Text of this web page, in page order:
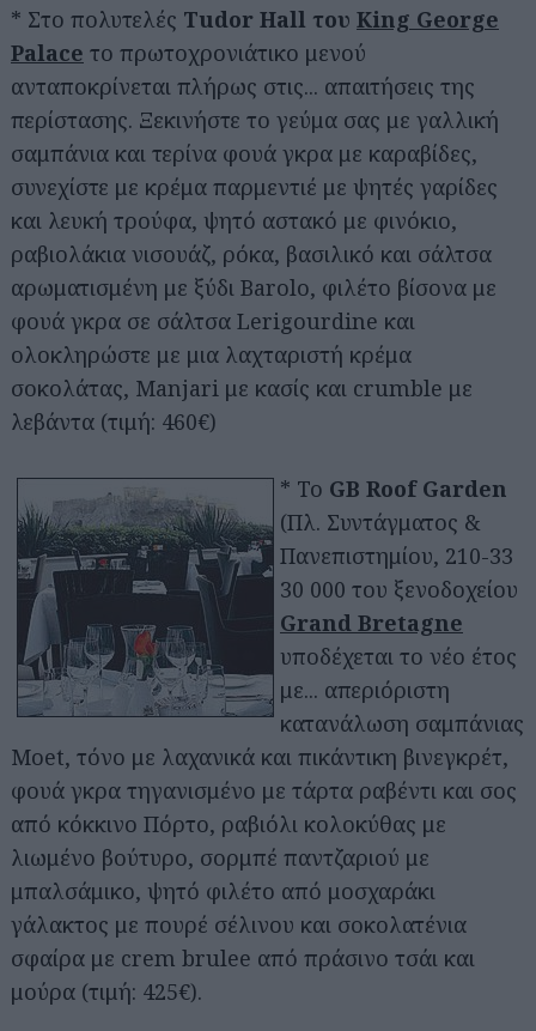
* Στο πολυτελές Tudor Hall του King George
Palace το πρωτοχρονιάτικο μενού
ανταποκρίνεται πλήρως στις... απαιτήσεις της
περίστασης. Ξεκινήστε το γεύμα σας με γαλλική
σαμπάνια και τερίνα φουά γκρα με καραβίδες,
συνεχίστε με κρέμα παρμεντιέ με ψητές γαρίδες
και λευκή τρούφα, ψητό αστακό με φινόκιο,
ραβιολάκια νισουάζ, ρόκα, βασιλικό και σάλτσα
αρωματισμένη με ξύδι Barolo, φιλέτο βίσονα με
φουά γκρα σε σάλτσα Lerigourdine και
ολοκληρώστε με μια λαχταριστή κρέμα
σοκολάτας, Manjari με κασίς και crumble με
λεβάντα (τιμή: 460€)
* To GB Roof Garden
(Πλ. Συντάγματος &
Πανεπιστημίου, 210-33
30 000 του ξενοδοχείου
Grand Bretagne
υποδέχεται το νέο έτος
με... απεριόριστη
κατανάλωση σαμπάνιας
Moet, τόνο με λαχανικά και πικάντικη βινεγκρέτ,
φουά γκρα τηγανισμένο με τάρτα ραβέντι και σος
από κόκκινο Πόρτο, ραβιόλι κολοκύθας με
λιωμένο βούτυρο, σορμπέ παντζαριού με
μπαλσάμικο, ψητό φιλέτο από μοσχαράκι
γάλακτος με πουρέ σέλινου και σοκολατένια
σφαίρα με crem brulee από πράσινο τσάι και
μούρα (τιμή: 425€).